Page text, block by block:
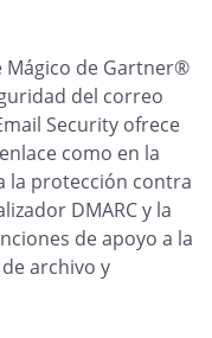
Mágico de Gartner®
del correo
Security ofrece
como en la
la protección contra
DMARC y la
de apoyo a la
archivo y